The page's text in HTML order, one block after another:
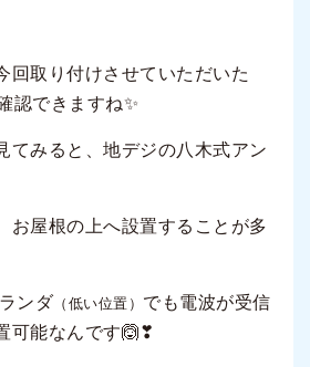
回取り付けさせていただいた
認できますね✨
てみると、地デジの八木式アン
お屋根の上へ設置することが多
ンダ （低い位置） でも電波が受信
可能なんです🙆❣